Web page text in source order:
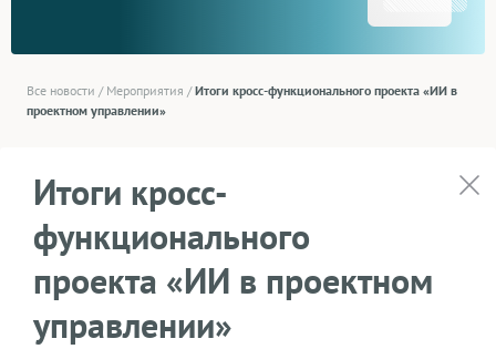
Все новости / Мероприятия /Итоги кросс-функционального проекта «ИИ в
проектном управлении»
Итоги кросс-
функционального
проекта «ИИ в проектном
управлении»